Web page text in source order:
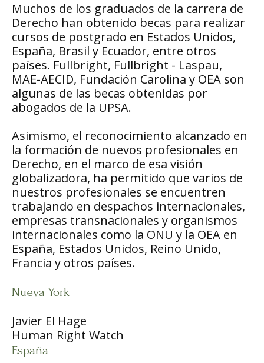
Muchos de los graduados de la carrera de
Derecho han obtenido becas para realizar
cursos de postgrado en Estados Unidos,
España, Brasil y Ecuador, entre otros
países. Fullbright, Fullbright - Laspau,
MAE-AECID, Fundación Carolina y OEA son
algunas de las becas obtenidas por
abogados de la UPSA.
Asimismo, el reconocimiento alcanzado en
la formación de nuevos profesionales en
Derecho, en el marco de esa visión
globalizadora, ha permitido que varios de
nuestros profesionales se encuentren
trabajando en despachos internacionales,
empresas transnacionales y organismos
internacionales como la ONU y la OEA en
España, Estados Unidos, Reino Unido,
Francia y otros países.
Nueva York
Javier El Hage
Human Right Watch
España